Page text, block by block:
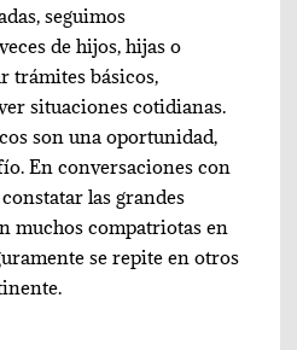
seguimos
de hijos, hijas o
trámites básicos,
situaciones cotidianas.
son una oportunidad,
En conversaciones con
las grandes
muchos compatriotas en
se repite en otros